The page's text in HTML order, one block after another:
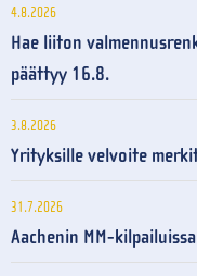
4.8.2026
Hae liiton
päättyy 16.8.
3.8.2026
Yrityksille velvoite
31.7.2026
Aachenin MM-